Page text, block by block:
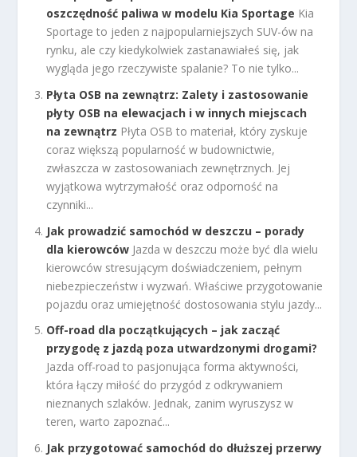
oszczędność paliwa w modelu Kia Sportage Kia
Sportage to jeden z najpopularniejszych SUV-ów na
rynku, ale czy kiedykolwiek zastanawiałeś się, jak
wygląda jego rzeczywiste spalanie? To nie tylko...
Płyta OSB na zewnątrz: Zalety i zastosowanie
płyty OSB na elewacjach i w innych miejscach
na zewnątrz Płyta OSB to materiał, który zyskuje
coraz większą popularność w budownictwie,
zwłaszcza w zastosowaniach zewnętrznych. Jej
wyjątkowa wytrzymałość oraz odporność na
czynniki...
Jak prowadzić samochód w deszczu – porady
dla kierowców Jazda w deszczu może być dla wielu
kierowców stresującym doświadczeniem, pełnym
niebezpieczeństw i wyzwań. Właściwe przygotowanie
pojazdu oraz umiejętność dostosowania stylu jazdy...
Off-road dla początkujących – jak zacząć
przygodę z jazdą poza utwardzonymi drogami?
Jazda off-road to pasjonująca forma aktywności,
która łączy miłość do przygód z odkrywaniem
nieznanych szlaków. Jednak, zanim wyruszysz w
teren, warto zapoznać...
Jak przygotować samochód do dłuższej przerwy